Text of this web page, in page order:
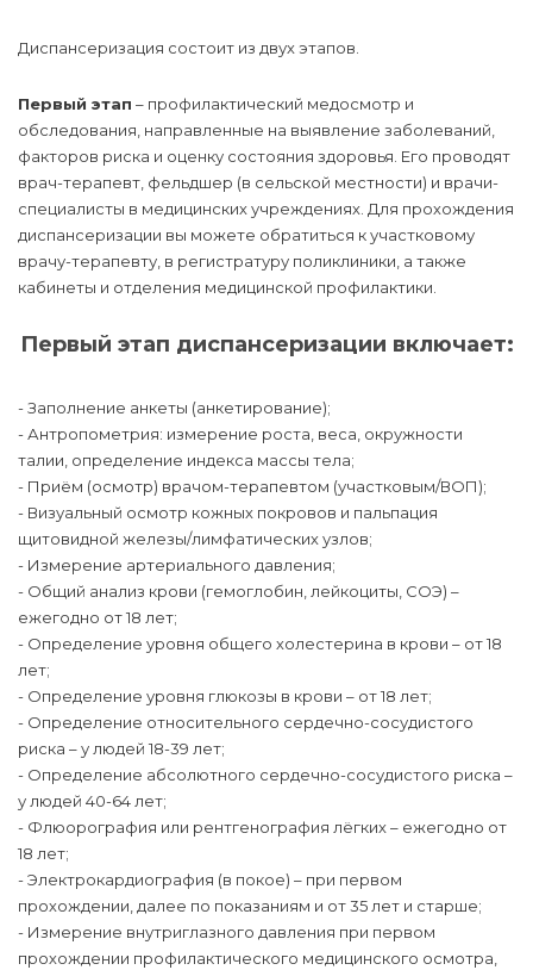
Диспансеризация состоит из двух этапов.
Первый этап – профилактический медосмотр и
обследования, направленные на выявление заболеваний,
факторов риска и оценку состояния здоровья. Его проводят
врач-терапевт, фельдшер (в сельской местности) и врачи-
специалисты в медицинских учреждениях. Для прохождения
диспансеризации вы можете обратиться к участковому
врачу-терапевту, в регистратуру поликлиники, а также
кабинеты и отделения медицинской профилактики.
Первый этап диспансеризации включает:
- Заполнение анкеты (анкетирование);
- Антропометрия: измерение роста, веса, окружности
талии, определение индекса массы тела;
- Приём (осмотр) врачом-терапевтом (участковым/ВОП);
- Визуальный осмотр кожных покровов и пальпация
щитовидной железы/лимфатических узлов;
- Измерение артериального давления;
- Общий анализ крови (гемоглобин, лейкоциты, СОЭ) –
ежегодно от 18 лет;
- Определение уровня общего холестерина в крови – от 18
лет;
- Определение уровня глюкозы в крови – от 18 лет;
- Определение относительного сердечно-сосудистого
риска – у людей 18-39 лет;
- Определение абсолютного сердечно-сосудистого риска –
у людей 40-64 лет;
- Флюорография или рентгенография лёгких – ежегодно от
18 лет;
- Электрокардиография (в покое) – при первом
прохождении, далее по показаниям и от 35 лет и старше;
- Измерение внутриглазного давления при первом
прохождении профилактического медицинского осмотра,